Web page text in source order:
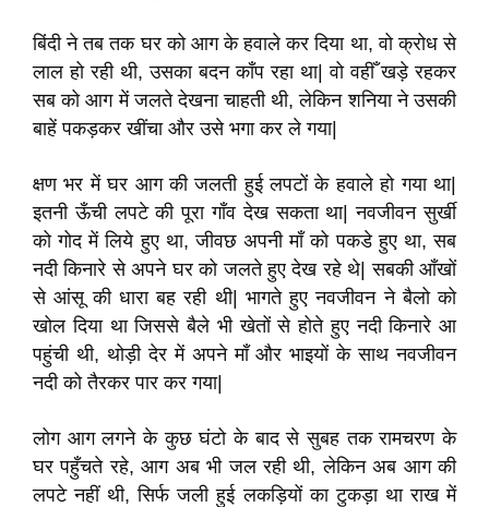
बिंदी ने तब तक घर को आग के हवाले कर दिया था,वो क्रोध से
लाल हो रही थी,उसका बदन काँप रहा था|वो वहीँ खड़े रहकर
सब को आग में जलते देखना चाहती थी,लेकिन शनिया ने उसकी
बाहें पकड़कर खींचा और उसे भगा कर ले गया|
क्षण भर में घर आग की जलती हुई लपटों के हवाले हो गया था|
इतनी ऊँची लपटे की पूरा गाँव देख सकता था| नवजीवन सुर्खी
को गोद में लिये हुए था,जीवछ अपनी माँ को पकडे हुए था,सब
नदी किनारे से अपने घर को जलते हुए देख रहे थे |सबकी आँखों
से आंसू की धारा बह रही थी| भागते हुए नवजीवन ने बैलो को
खोल दिया था जिससे बैले भी खेतों से होते हुए नदी किनारे आ
पहुंची थी, थोड़ी देर में अपने माँ और भाइयों के साथ नवजीवन
नदी को तैरकर पार कर गया|
लोग आग लगने के कुछ घंटो के बाद से सुबह तक रामचरण के
घर पहुँचते रहे,आग अब भी जल रही थी,लेकिन अब आग की
लपटे नहीं थी,सिर्फ जली हुई लकड़ियों का टुकड़ा था राख में